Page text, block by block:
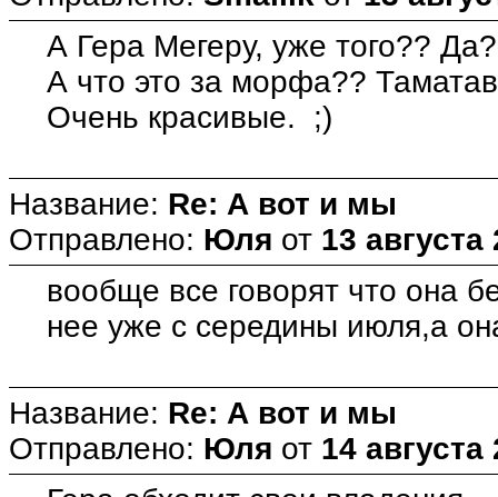
А Гера Мегеру, уже того??
А что это за морфа??
Очень красивые. ;)
Название: Re: А вот и мы
Отправлено: Юля от 13
вообще все говорят что она
нее уже с середины июля,а
Название: Re: А вот и мы
Отправлено: Юля от 14